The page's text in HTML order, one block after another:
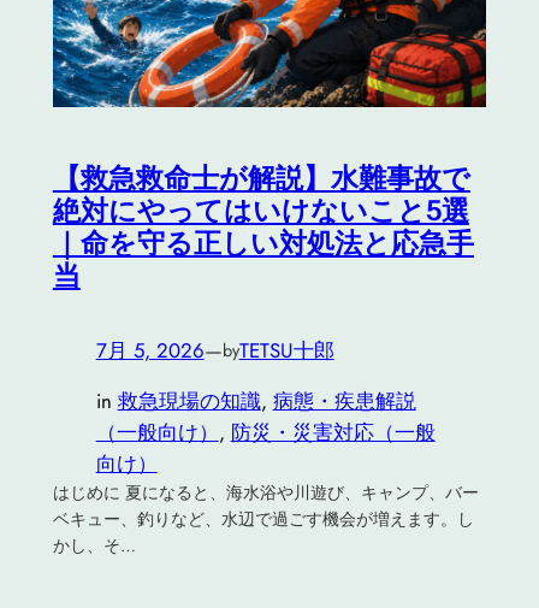
【救急救命士が解説】水難事故で
絶対にやってはいけないこと5選
｜命を守る正しい対処法と応急手
当
7月 5, 2026—byTETSU十郎
in 救急現場の知識, 病態・疾患解説
（一般向け） , 防災・災害対応（一般
向け）
はじめに 夏になると、海水浴や川遊び、キャンプ、バー
ベキュー、釣りなど、水辺で過ごす機会が増えます。し
かし、そ…